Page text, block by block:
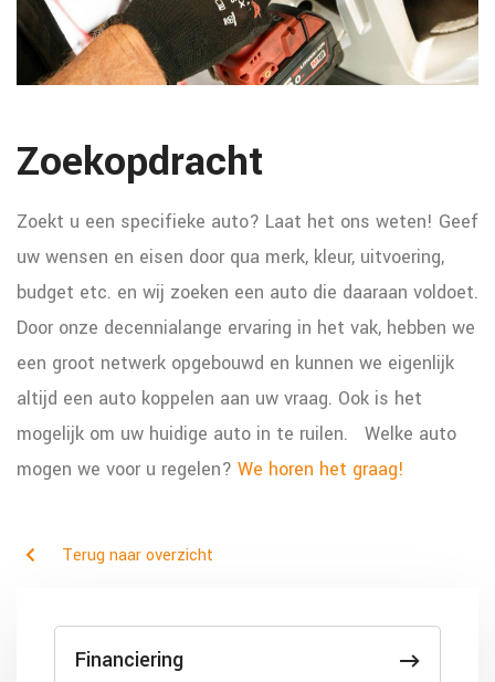
Zoekopdracht
Zoekt u een specifieke auto? Laat het ons weten! Geef
uw wensen en eisen door qua merk, kleur, uitvoering,
budget etc. en wij zoeken een auto die daaraan voldoet.
Door onze decennialange ervaring in het vak, hebben we
een groot netwerk opgebouwd en kunnen we eigenlijk
altijd een auto koppelen aan uw vraag. Ook is het
mogelijk om uw huidige auto in te ruilen.
Welke auto
mogen we voor u regelen? We horen het graag!
Terug naar overzicht
Financiering